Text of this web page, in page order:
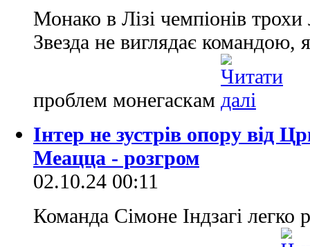
Монако в Лізі чемпіонів
Звезда не виглядає командою,
проблем монегаскам
Інтер не зустрів опору від
Меацца - розгром
02.10.24 00:11
Команда Сімоне Індзагі легко